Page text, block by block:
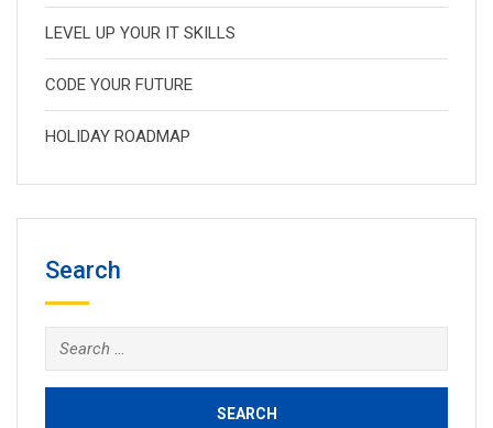
LEVEL UP YOUR IT SKILLS
CODE YOUR FUTURE
HOLIDAY ROADMAP
Search
Search
for: